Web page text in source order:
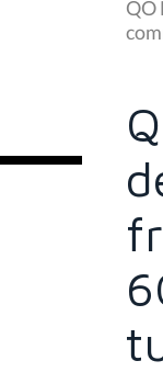
u
s
ê
c
:
QO